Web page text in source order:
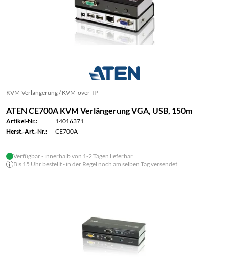
KVM-Verlängerung / KVM-over-IP
ATEN CE700A KVM Verlängerung VGA, USB, 150m
Artikel-Nr.:
14016371
Herst.-Art.-Nr.:
CE700A
Verfügbar - innerhalb von 1-2 Tagen lieferbar
Bis 15 Uhr bestellt - in der Regel noch am selben Tag versendet